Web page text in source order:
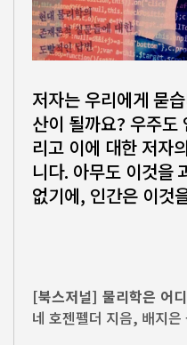
저자는 우리에게 묻
산이 될까요? 우주도
리고 이에 대한 저자
니다. 아무도 이것을
없기에, 인간은 이것
[북스저널] 물리학은 어
네 호젠펠더 지음, 배지